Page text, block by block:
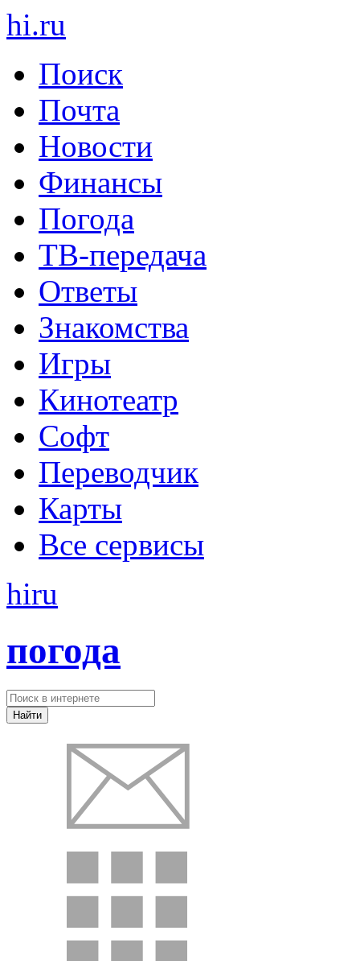
hi.ru
Поиск
Почта
Новости
Финансы
Погода
ТВ-передача
Ответы
Знакомства
Игры
Кинотеатр
Софт
Переводчик
Карты
Все сервисы
hiru
погода
Найти